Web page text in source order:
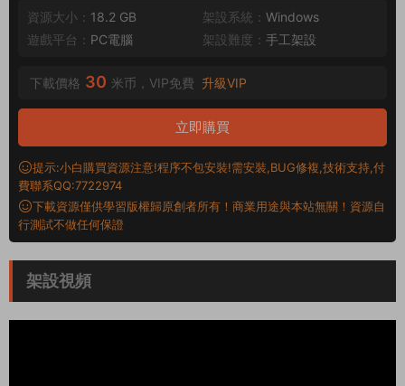
資源大小： 18.2 GB 架設系統： Windows
遊戲平台： PC電腦 架設難度： 手工架設
下載價格 30 米币，VIP免費 升級VIP
立即購買
提示:小白購買資源注意!程序不包安裝!需安裝,BUG修複,技術支持,付
費聯系QQ:7722974
下載資源僅供學習版權歸原創者所有！商業用途與本站無關！資源自
行測試不做任何保證
架設視頻